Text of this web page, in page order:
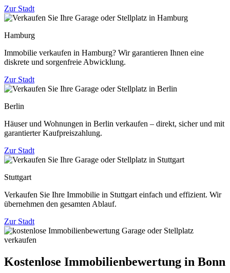
Zur Stadt
Hamburg
Immobilie verkaufen in Hamburg? Wir garantieren Ihnen eine
diskrete und sorgenfreie Abwicklung.
Zur Stadt
Berlin
Häuser und Wohnungen in Berlin verkaufen – direkt, sicher und mit
garantierter Kaufpreiszahlung.
Zur Stadt
Stuttgart
Verkaufen Sie Ihre Immobilie in Stuttgart einfach und effizient. Wir
übernehmen den gesamten Ablauf.
Zur Stadt
Kostenlose Immobilienbewertung in Bonn